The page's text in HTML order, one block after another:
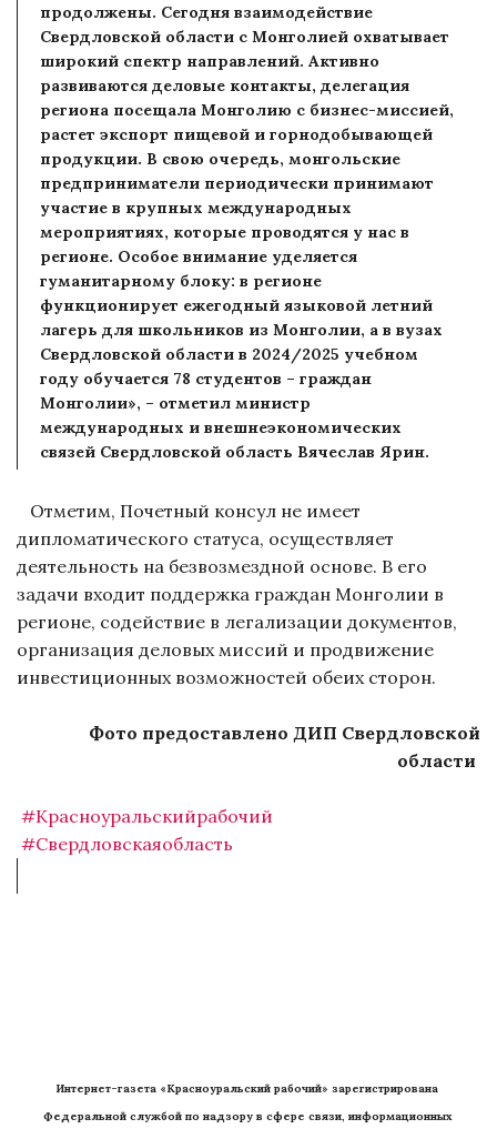
продолжены. Сегодня взаимодействие
Свердловской области с Монголией охватывает
широкий спектр направлений. Активно
развиваются деловые контакты, делегация
региона посещала Монголию с бизнес-миссией,
растет экспорт пищевой и горнодобывающей
продукции. В свою очередь, монгольские
предприниматели периодически принимают
участие в крупных международных
мероприятиях, которые проводятся у нас в
регионе. Особое внимание уделяется
гуманитарному блоку: в регионе
функционирует ежегодный языковой летний
лагерь для школьников из Монголии, а в вузах
Свердловской области в 2024/2025 учебном
году обучается 78 студентов – граждан
Монголии», – отметил министр
международных и внешнеэкономических
связей Свердловской область Вячеслав Ярин.
Отметим, Почетный консул не имеет
дипломатического статуса, осуществляет
деятельность на безвозмездной основе. В его
задачи входит поддержка граждан Монголии в
регионе, содействие в легализации документов,
организация деловых миссий и продвижение
инвестиционных возможностей обеих сторон.
Фото предоставлено ДИП Свердловской
области
#Красноуральскийрабочий
#Свердловскаяобласть
Интернет-газета «Красноуральский рабочий» зарегистрирована
Федеральной службой по надзору в сфере связи, информационных